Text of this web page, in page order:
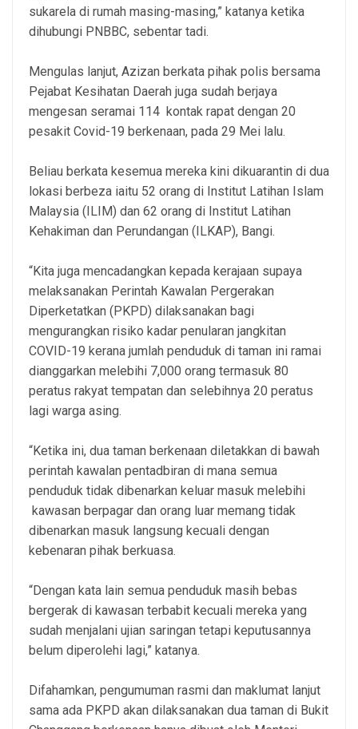
sukarela di rumah masing-masing,” katanya ketika
dihubungi PNBBC, sebentar tadi.
Mengulas lanjut, Azizan berkata pihak polis bersama
Pejabat Kesihatan Daerah juga sudah berjaya
mengesan seramai 114 kontak rapat dengan 20
pesakit Covid-19 berkenaan, pada 29 Mei lalu.
Beliau berkata kesemua mereka kini dikuarantin di dua
lokasi berbeza iaitu 52 orang di Institut Latihan Islam
Malaysia (ILIM) dan 62 orang di Institut Latihan
Kehakiman dan Perundangan (ILKAP), Bangi.
“Kita juga mencadangkan kepada kerajaan supaya
melaksanakan Perintah Kawalan Pergerakan
Diperketatkan (PKPD) dilaksanakan bagi
mengurangkan risiko kadar penularan jangkitan
COVID-19 kerana jumlah penduduk di taman ini ramai
dianggarkan melebihi 7,000 orang termasuk 80
peratus rakyat tempatan dan selebihnya 20 peratus
lagi warga asing.
“Ketika ini, dua taman berkenaan diletakkan di bawah
perintah kawalan pentadbiran di mana semua
penduduk tidak dibenarkan keluar masuk melebihi
kawasan berpagar dan orang luar memang tidak
dibenarkan masuk langsung kecuali dengan
kebenaran pihak berkuasa.
“Dengan kata lain semua penduduk masih bebas
bergerak di kawasan terbabit kecuali mereka yang
sudah menjalani ujian saringan tetapi keputusannya
belum diperolehi lagi,” katanya.
Difahamkan, pengumuman rasmi dan maklumat lanjut
sama ada PKPD akan dilaksanakan dua taman di Bukit